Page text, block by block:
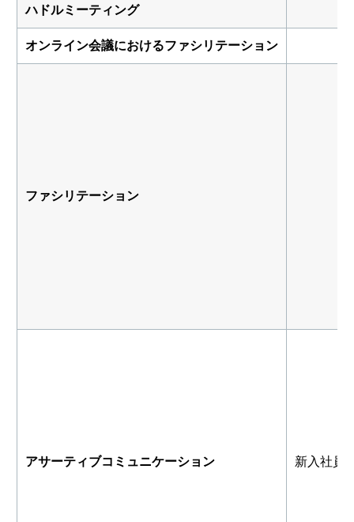
ハドルミーティング
オンライン会議におけるファシリテーション
ファシリテーション
アサーティブコミュニケーション 新入社員